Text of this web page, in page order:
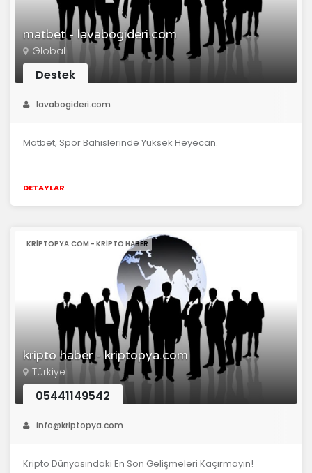
matbet - lavabogideri.com
Global
Destek
lavabogideri.com
Matbet, Spor Bahislerinde Yüksek Heyecan.
DETAYLAR
kripto haber - kriptopya.com
KRIPTOPYA.COM - KRIPTO HABER
Türkiye
05441149542
info@kriptopya.com
Kripto Dünyasındaki En Son Gelişmeleri Kaçırmayın!